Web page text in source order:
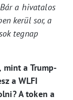
a hivatalos
kerül sor, a
tegnap
mint a Trump-
a WLFI
A token a